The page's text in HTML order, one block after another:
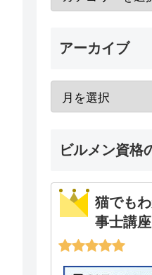
アーカイブ
ビルメン資格
猫でも
事士講座